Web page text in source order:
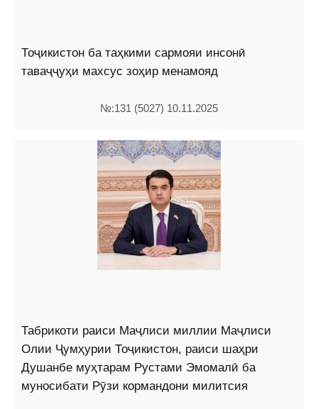
Тоҷикистон ба таҳкими сармояи инсонӣ
таваҷҷуҳи махсус зоҳир менамояд
№:131 (5027) 10.11.2025
Табрикоти раиси Маҷлиси миллии Маҷлиси
Олии Ҷумҳурии Тоҷикистон, раиси шаҳри
Душанбе муҳтарам Рустами Эмомалӣ ба
муносибати Рӯзи кормандони милитсия